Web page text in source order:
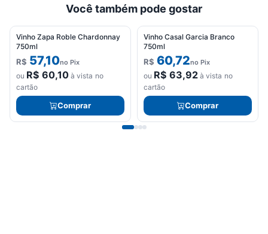
Você também pode gostar
Vinho Zapa Roble Chardonnay
750ml
R$ 57,10no Pix
ou R$ 60,10à vista no
cartão
Comprar
Vinho Casal Garcia Branco
750ml
R$ 60,72no Pix
ou R$ 63,92à vista no
cartão
Comprar